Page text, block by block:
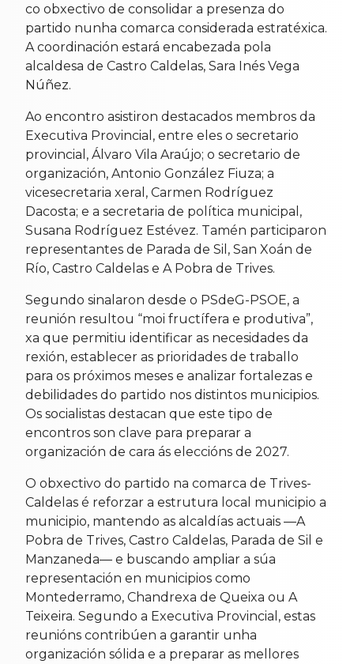
co obxectivo de consolidar a presenza do
partido nunha comarca considerada estratéxica.
A coordinación estará encabezada pola
alcaldesa de Castro Caldelas, Sara Inés Vega
Núñez.
Ao encontro asistiron destacados membros da
Executiva Provincial, entre eles o secretario
provincial, Álvaro Vila Araújo; o secretario de
organización, Antonio González Fiuza; a
vicesecretaria xeral, Carmen Rodríguez
Dacosta; e a secretaria de política municipal,
Susana Rodríguez Estévez. Tamén participaron
representantes de Parada de Sil, San Xoán de
Río, Castro Caldelas e A Pobra de Trives.
Segundo sinalaron desde o PSdeG-PSOE, a
reunión resultou “moi fructífera e produtiva”,
xa que permitiu identificar as necesidades da
rexión, establecer as prioridades de traballo
para os próximos meses e analizar fortalezas e
debilidades do partido nos distintos municipios.
Os socialistas destacan que este tipo de
encontros son clave para preparar a
organización de cara ás eleccións de 2027.
O obxectivo do partido na comarca de Trives-
Caldelas é reforzar a estrutura local municipio a
municipio, mantendo as alcaldías actuais —A
Pobra de Trives, Castro Caldelas, Parada de Sil e
Manzaneda— e buscando ampliar a súa
representación en municipios como
Montederramo, Chandrexa de Queixa ou A
Teixeira. Segundo a Executiva Provincial, estas
reunións contribúen a garantir unha
organización sólida e a preparar as mellores